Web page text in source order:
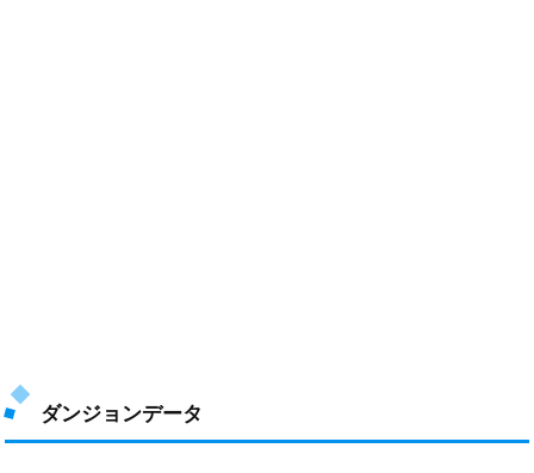
ダンジョンデータ